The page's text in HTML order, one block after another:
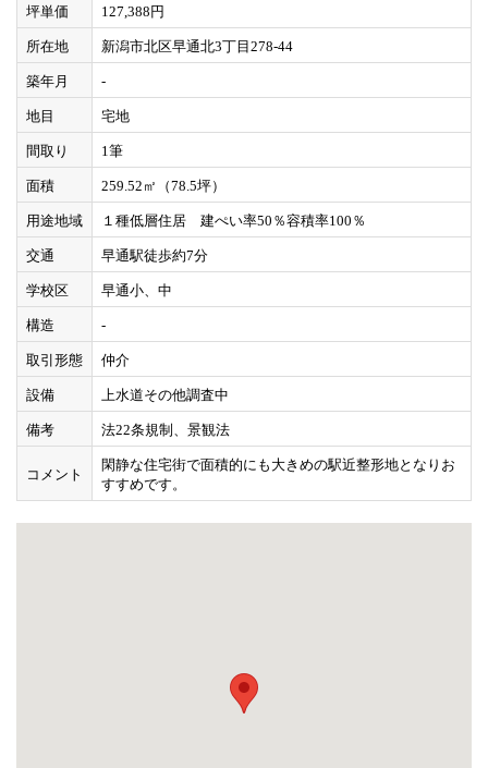
坪単価 127,388円
所在地 新潟市北区早通北3丁目278-44
築年月 -
地目 宅地
間取り 1筆
面積 259.52㎡（78.5坪）
用途地域 １種低層住居 建ぺい率50％容積率100％
交通 早通駅徒歩約7分
学校区 早通小、中
構造 -
取引形態 仲介
設備 上水道その他調査中
備考 法22条規制、景観法
コメント
閑静な住宅街で面積的にも大きめの駅近整形地となりお
すすめです。